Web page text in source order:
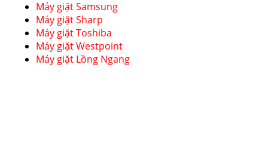
Máy giặt Samsung
Máy giặt Sharp
Máy giặt Toshiba
Máy giặt Westpoint
Máy giặt Lồng Ngang